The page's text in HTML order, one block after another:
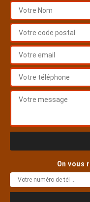
On vous